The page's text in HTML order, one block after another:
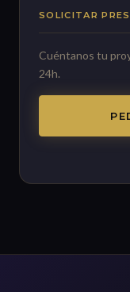
SOLICITAR
Cuéntanos tu
24h.